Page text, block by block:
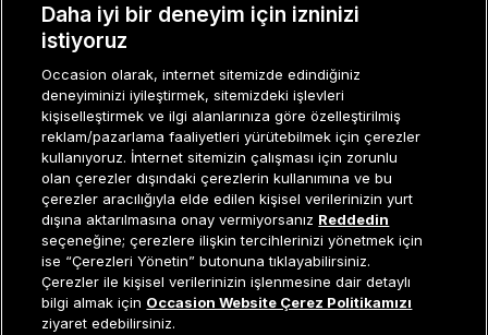
Sepete Ekle
Müşteri İlişkileri0 850 800 01 20
KURUMSAL
KADIN KATEGORILER
GRUP MARKALAR
ERKEK KATEGORILER
Daha iyi bir deneyim için izninizi
istiyoruz
Occasion olarak, internet sitemizde edindiğiniz
deneyiminizi iyileştirmek, sitemizdeki işlevleri
kişiselleştirmek ve ilgi alanlarınıza göre özelleştirilmiş
reklam/pazarlama faaliyetleri yürütebilmek için çerezler
kullanıyoruz. İnternet sitemizin çalışması için zorunlu
olan çerezler dışındaki çerezlerin kullanımına ve bu
çerezler aracılığıyla elde edilen kişisel verilerinizin yurt
dışına aktarılmasına onay vermiyorsanız Reddedin
seçeneğine; çerezlere ilişkin tercihlerinizi yönetmek için
ise “Çerezleri Yönetin” butonuna tıklayabilirsiniz.
Çerezler ile kişisel verilerinizin işlenmesine dair detaylı
bilgi almak için Occasion Website Çerez Politikamızı
ziyaret edebilirsiniz.